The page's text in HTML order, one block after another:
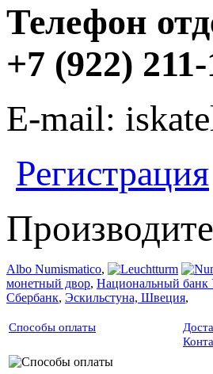
Телефон
+7 (922)
E-mail:
Регистрация
Albo Numismatico,
монетный двор, Национальный банк
Сбербанк, Эскильстуна, Швеция,
Способы оплаты